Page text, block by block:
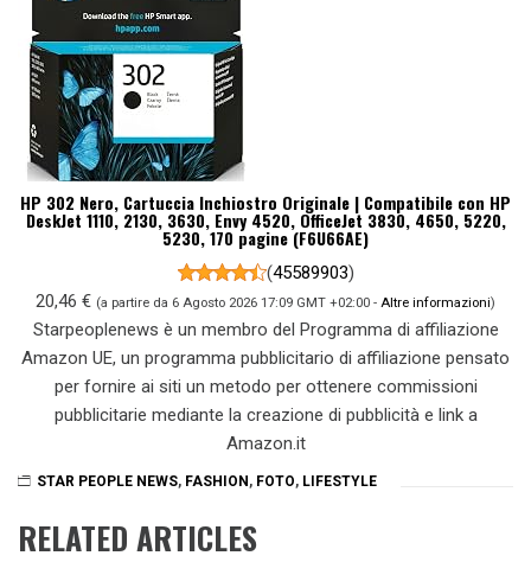
HP 302 Nero, Cartuccia Inchiostro Originale | Compatibile con HP
DeskJet 1110, 2130, 3630, Envy 4520, OfficeJet 3830, 4650, 5220,
5230, 170 pagine (F6U66AE)
(45589903)
20,46 € (a partire da 6 Agosto 2026 17:09 GMT +02:00 - Altre informazioni)
Starpeoplenews è un membro del Programma di affiliazione
Amazon UE, un programma pubblicitario di affiliazione pensato
per fornire ai siti un metodo per ottenere commissioni
pubblicitarie mediante la creazione di pubblicità e link a
Amazon.it
STAR PEOPLE NEWS, FASHION, FOTO, LIFESTYLE
RELATED ARTICLES